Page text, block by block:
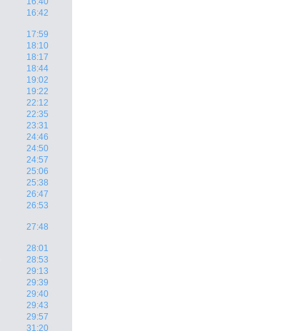
16:42
17:59
18:10
18:17
18:44
19:02
19:22
22:12
22:35
23:31
24:46
24:50
24:57
25:06
25:38
26:47
26:53
27:48
28:01
28:53
29:13
29:39
29:40
29:43
29:57
31:20